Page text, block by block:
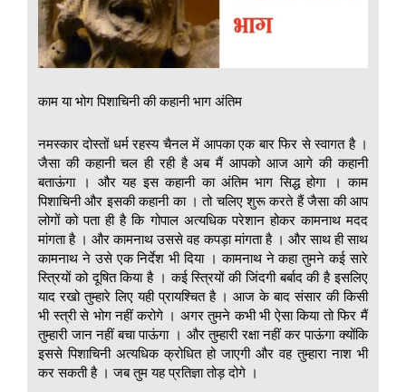
काम या भोग पिशाचिनी की कहानी भाग अंतिम
नमस्कार दोस्तों धर्म रहस्य चैनल में आपका एक बार फिर से स्वागत है ।
जैसा की कहानी चल ही रही है अब मैं आपको आज आगे की कहानी
बताऊंगा । और यह इस कहानी का अंतिम भाग सिद्ध होगा । काम
पिशाचिनी और इसकी कहानी का । तो चलिए शुरू करते हैं जैसा की आप
लोगों को पता ही है कि गोपाल अत्यधिक परेशान होकर कामनाथ मदद
मांगता है । और कामनाथ उससे वह कपड़ा मांगता है । और साथ ही साथ
कामनाथ ने उसे एक निर्देश भी दिया । कामनाथ ने कहा तुमने कई सारे
स्त्रियों को दूषित किया है । कई स्त्रियों की जिंदगी बर्बाद की है इसलिए
याद रखो तुम्हारे लिए यही प्रायश्चित है । आज के बाद संसार की किसी
भी स्त्री से भोग नहीं करोगे । अगर तुमने कभी भी ऐसा किया तो फिर मैं
तुम्हारी जान नहीं बचा पाऊंगा । और तुम्हारी रक्षा नहीं कर पाऊंगा क्योंकि
इससे पिशाचिनी अत्यधिक क्रोधित हो जाएगी और वह तुम्हारा नाश भी
कर सकती है । जब तुम यह प्रतिज्ञा तोड़ दोगे ।